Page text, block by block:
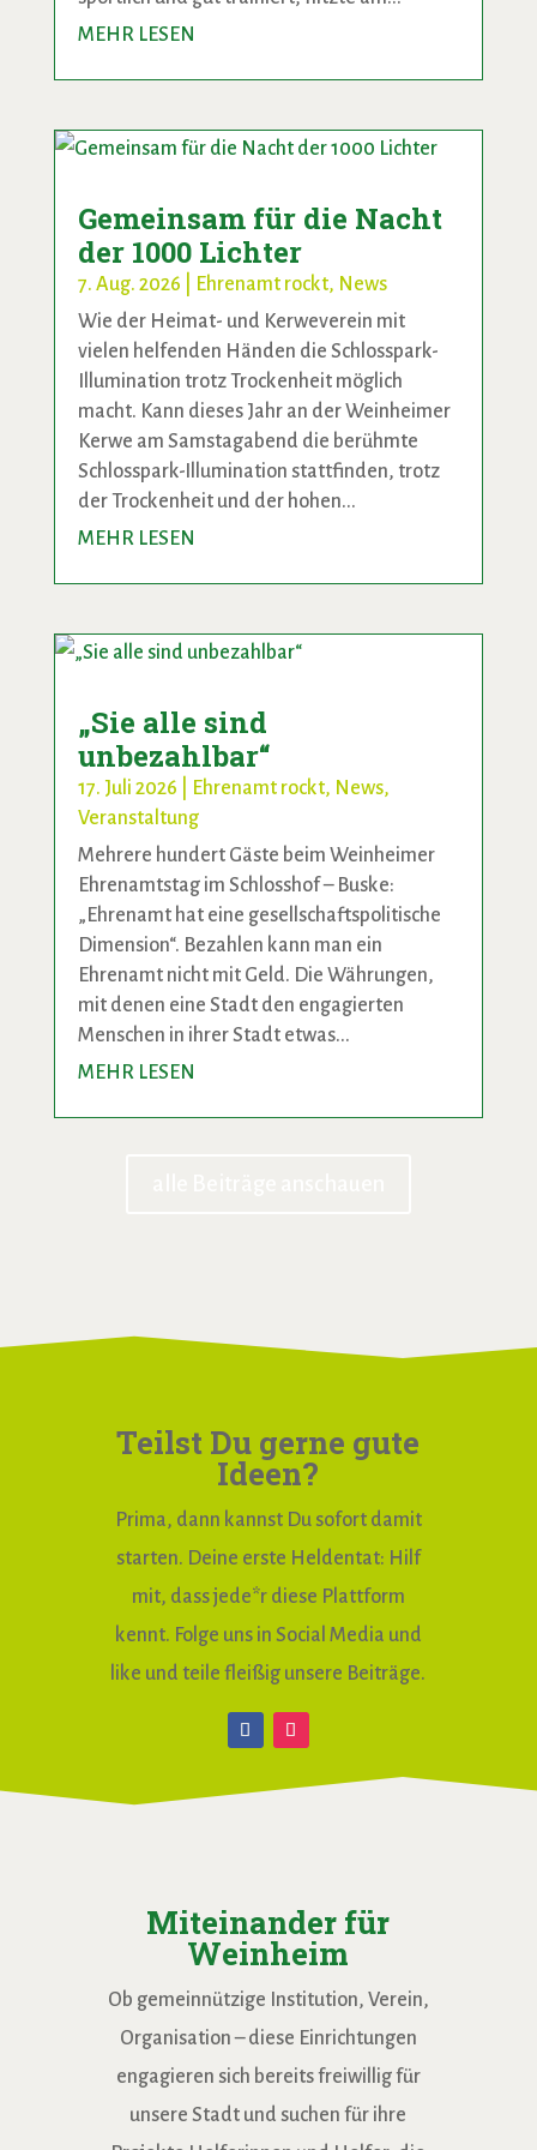
MEHR LESEN
Gemeinsam für die Nacht
der 1000 Lichter
7. Aug. 2026 Ehrenamt rockt, News
Wie der Heimat- und Kerweverein mit
vielen helfenden Händen die Schlosspark-
Illumination trotz Trockenheit möglich
macht. Kann dieses Jahr an der Weinheimer
Kerwe am Samstagabend die berühmte
Schlosspark-Illumination stattfinden, trotz
der Trockenheit und der hohen...
MEHR LESEN
„Sie alle sind
unbezahlbar“
17. Juli 2026 Ehrenamt rockt, News,
Veranstaltung
Mehrere hundert Gäste beim Weinheimer
Ehrenamtstag im Schlosshof – Buske:
„Ehrenamt hat eine gesellschaftspolitische
Dimension“. Bezahlen kann man ein
Ehrenamt nicht mit Geld. Die Währungen,
mit denen eine Stadt den engagierten
Menschen in ihrer Stadt etwas...
MEHR LESEN
Teilst Du gerne gute
Ideen?
Prima, dann kannst Du sofort damit
starten. Deine erste Heldentat: Hilf
mit, dass jede*r diese Plattform
kennt. Folge uns in Social Media und
like und teile fleißig unsere Beiträge.
Miteinander für
Weinheim
Ob gemeinnützige Institution, Verein,
Organisation – diese Einrichtungen
engagieren sich bereits freiwillig für
unsere Stadt und suchen für ihre